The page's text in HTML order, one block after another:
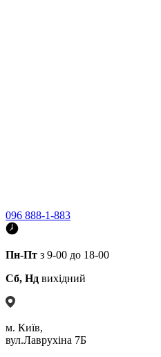
096 888-1-883
Пн-Пт з 9-00 до 18-00
Сб, Нд вихідний
м. Київ,
вул.Лаврухіна 7Б